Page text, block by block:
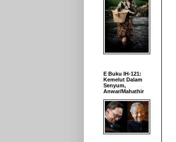
E Buku IH-121:
Kemelut Dalam
Senyum,
Anwar/Mahathir